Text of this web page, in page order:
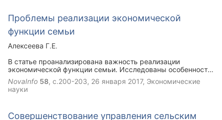
Проблемы реализации экономической
функции семьи
Алексеева Г.Е.
В статье проанализирована важность реализации
экономической функции семьи. Исследованы особенности
положения российской семьи в условиях
кризиса.Обращается внимание на важность решения
проблемы бедности семей.
NovaInfo 58, с.200-203, 26 января 2017, Экономические
науки
Совершенствование управления сельским